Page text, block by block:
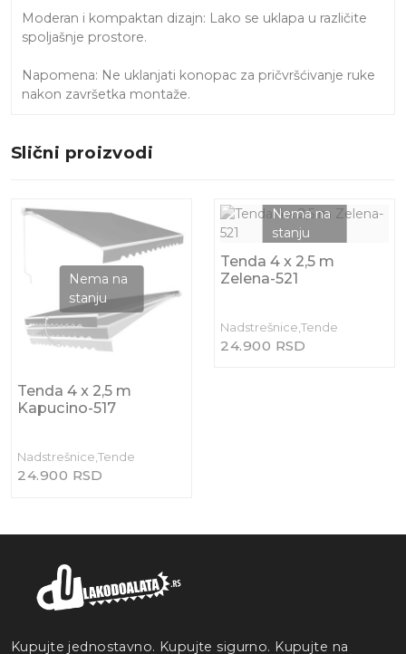
Moderan i kompaktan dizajn: Lako se uklapa u različite
spoljašnje prostore.
Napomena: Ne uklanjati konopac za pričvršćivanje ruke
nakon završetka montaže.
Slični proizvodi
Tenda 4 x 2,5 m
Kapucino-517
Nadstrešnice,Tende
24.900 RSD
Tenda 4 x 2,5 m
Zelena-521
Nadstrešnice,Tende
24.900 RSD
Kupujte jednostavno. Kupujte sigurno. Kupujte na